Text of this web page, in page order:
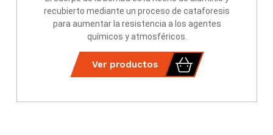
recubierto mediante un proceso de cataforesis
para aumentar la resistencia a los agentes
químicos y atmosféricos.
Ver productos